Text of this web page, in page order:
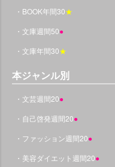
・BOOK年間30★
・文庫週間50●
・文庫年間30★
本ジャンル別
・文芸週間20●
・自己啓発週間20●
・ファッション週間20●
・美容ダイエット週間20●